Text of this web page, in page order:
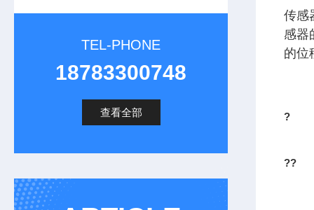
TEL-PHONE
18783300748
查看全部
传感
感器
的位
?
??